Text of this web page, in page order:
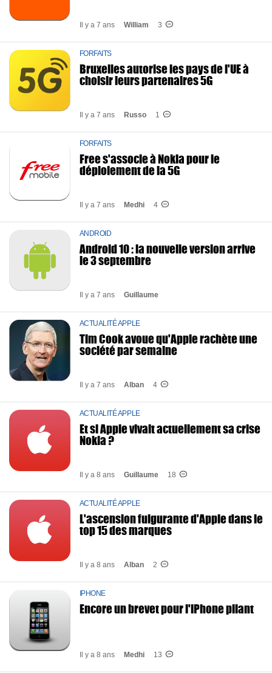
Il y a 7 ans William 3
FORFAITS
Bruxelles autorise les pays de l'UE à
choisir leurs partenaires 5G
Il y a 7 ans Russo 1
FORFAITS
Free s'associe à Nokia pour le
déploiement de la 5G
Il y a 7 ans Medhi 4
ANDROID
Android 10 : la nouvelle version arrive
le 3 septembre
Il y a 7 ans Guillaume
ACTUALITÉ APPLE
Tim Cook avoue qu'Apple rachète une
société par semaine
Il y a 7 ans Alban 4
ACTUALITÉ APPLE
Et si Apple vivait actuellement sa crise
Nokia ?
Il y a 8 ans Guillaume 18
ACTUALITÉ APPLE
L'ascension fulgurante d'Apple dans le
top 15 des marques
Il y a 8 ans Alban 2
IPHONE
Encore un brevet pour l'iPhone pliant
Il y a 8 ans Medhi 13